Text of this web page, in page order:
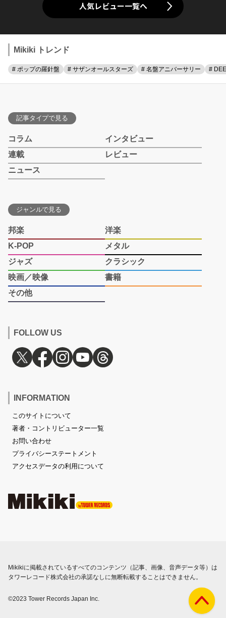
人気レビュー一覧へ
Mikiki トレンド
# ポップの羅針盤 # サザンオールスターズ # 名盤アニバーサリー #
記事タイプで見る
コラム
インタビュー
連載
レビュー
ニュース
ジャンルで見る
邦楽
洋楽
K-POP
メタル
ジャズ
クラシック
映画／映像
書籍
その他
FOLLOW US
INFORMATION
このサイトについて
著者・コントリビューター一覧
お問い合わせ
プライバシーステートメント
アクセスデータの利用について
Mikikiに掲載されているすべてのコンテンツ（記事、画像、音声データ等）は
タワーレコード株式会社の承諾なしに無断転載することはできません。
©2023 Tower Records Japan Inc.